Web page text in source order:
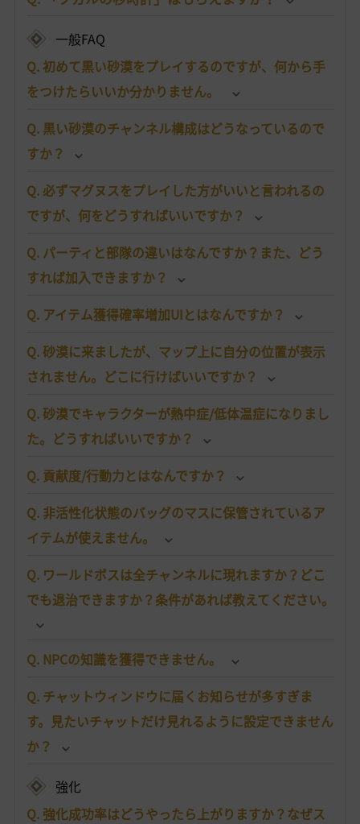
一般FAQ
Q. 初めて黒い砂漠をプレイするのですが、何から手
をつけたらいいか分かりません。
Q. 黒い砂漠のチャンネル構成はどうなっているので
すか？
Q. 必ずマグヌスをプレイした方がいいと言われるの
ですが、何をどうすればいいですか？
Q. パーティと部隊の違いはなんですか？また、どう
すれば加入できますか？
Q. アイテム獲得確率増加UIとはなんですか？
Q. 砂漠に来ましたが、マップ上に自分の位置が表示
されません。どこに行けばいいですか？
Q. 砂漠でキャラクターが熱中症/低体温症になりまし
た。どうすればいいですか？
Q. 貢献度/行動力とはなんですか？
Q. 非活性化状態のバッグのマスに保管されているア
イテムが使えません。
Q. ワールドボスは全チャンネルに現れますか？どこ
でも退治できますか？条件があれば教えてください。
Q. NPCの知識を獲得できません。
Q. チャットウィンドウに届くお知らせが多すぎま
す。見たいチャットだけ見れるように設定できません
か？
強化
Q. 強化成功率はどうやったら上がりますか？なぜス